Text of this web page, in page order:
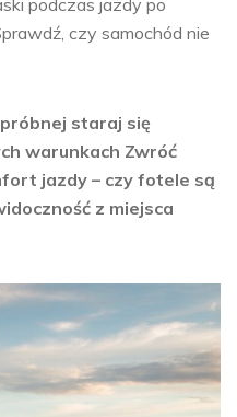
czy samochód nie
staraj się
warunkach Zwróć
jazdy – czy fotele są
z miejsca